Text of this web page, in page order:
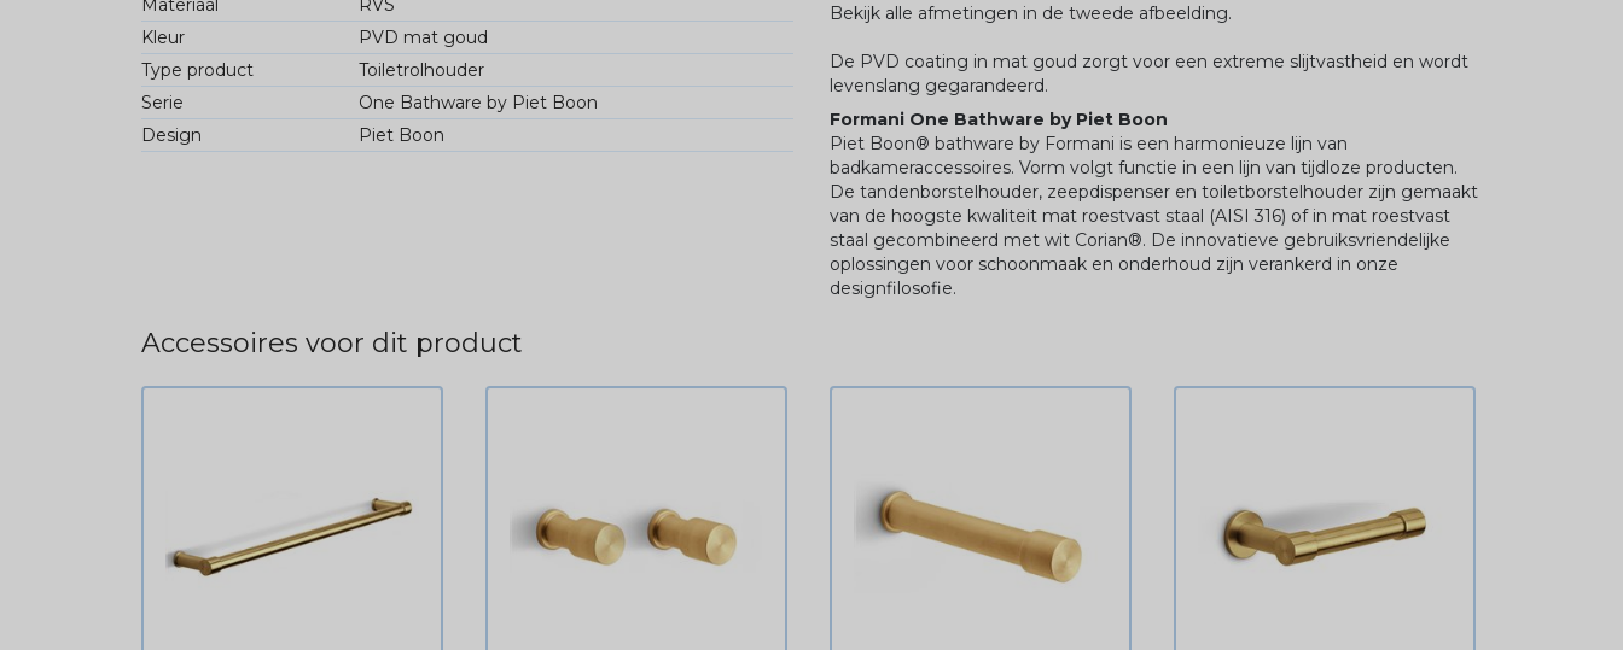
Materiaal
RVS
Kleur
PVD mat goud
Type product
Toiletrolhouder
Serie
One Bathware by Piet Boon
Design
Piet Boon
Bekijk alle afmetingen in de tweede afbeelding.
De PVD coating in mat goud zorgt voor een extreme slijtvastheid en wordt
levenslang gegarandeerd.
Formani One Bathware by Piet Boon
Piet Boon® bathware by Formani is een harmonieuze lijn van
badkameraccessoires. Vorm volgt functie in een lijn van tijdloze producten.
De tandenborstelhouder, zeepdispenser en toiletborstelhouder zijn gemaakt
van de hoogste kwaliteit mat roestvast staal (AISI 316) of in mat roestvast
staal gecombineerd met wit Corian®. De innovatieve gebruiksvriendelijke
oplossingen voor schoonmaak en onderhoud zijn verankerd in onze
designfilosofie.
Accessoires voor dit product